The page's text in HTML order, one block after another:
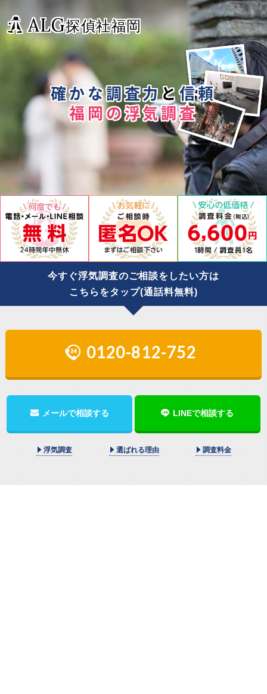
確かな調査力 と信頼
福岡の浮気調査
ALG探偵社福岡
今すぐ浮気調査のご相談をしたい方は
こちらをタップ(通話料無料)
0120-812-752
メールで相談する LINEで相談する
浮気調査 選ばれる理由 調査料金